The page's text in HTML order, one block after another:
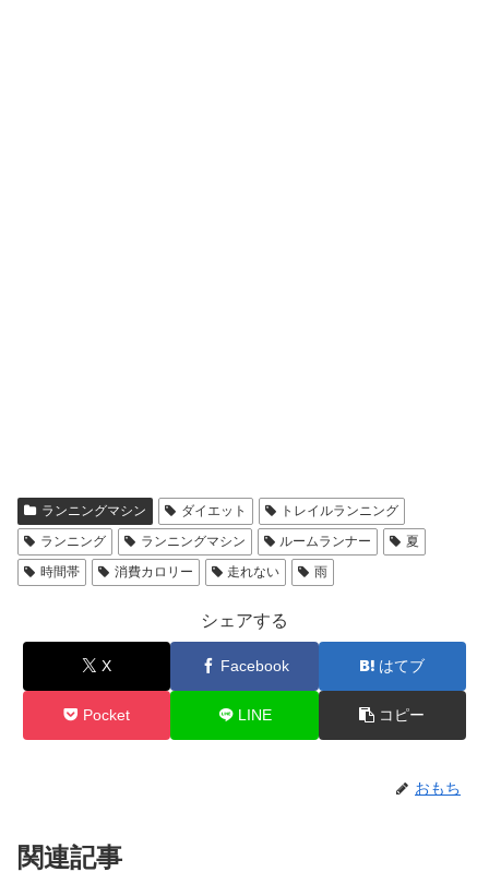
ランニングマシン ダイエット
トレイルランニング
ランニング
ランニングマシン ルームランナー
夏
時間帯
消費カロリー 走れない 雨
シェアする
X Facebook はてブ
Pocket LINE コピー
おもち
関連記事